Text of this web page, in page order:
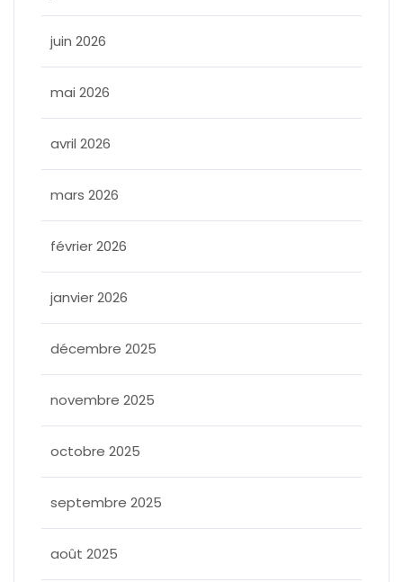
juin 2026
mai 2026
avril 2026
mars 2026
février 2026
janvier 2026
décembre 2025
novembre 2025
octobre 2025
septembre 2025
août 2025